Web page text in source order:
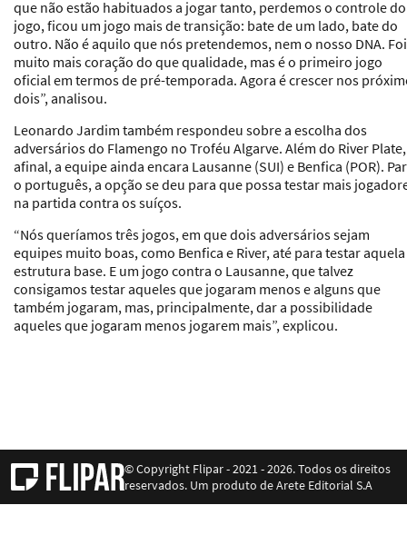
que não estão habituados a jogar tanto, perdemos o controle do
jogo, ficou um jogo mais de transição: bate de um lado, bate do
outro. Não é aquilo que nós pretendemos, nem o nosso DNA. Foi
muito mais coração do que qualidade, mas é o primeiro jogo
oficial em termos de pré-temporada. Agora é crescer nos
dois”, analisou.
Leonardo Jardim também respondeu sobre a escolha dos
adversários do Flamengo no Troféu Algarve. Além do River Plate,
afinal, a equipe ainda encara Lausanne (SUI) e Benfica (POR).
o português, a opção se deu para que possa testar mais
na partida contra os suíços.
“Nós queríamos três jogos, em que dois adversários sejam
equipes muito boas, como Benfica e River, até para testar aquela
estrutura base. E um jogo contra o Lausanne, que talvez
consigamos testar aqueles que jogaram menos e alguns que
também jogaram, mas, principalmente, dar a possibilidade
aqueles que jogaram menos jogarem mais”, explicou.
© Copyright Flipar - 2021 - 2026. Todos os direitos
reservados. Um produto de Arete Editorial S.A